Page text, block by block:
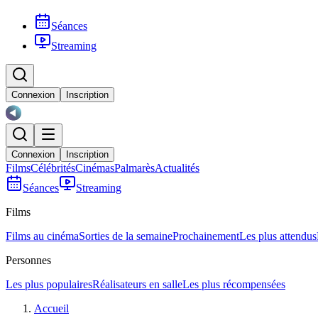
Séances
Streaming
Connexion Inscription
Connexion Inscription
FilmsCélébritésCinémasPalmarèsActualités
Séances
Streaming
Films
Films au cinémaSorties de la semaineProchainementLes plus attendus
Personnes
Les plus populairesRéalisateurs en salleLes plus récompensées
Accueil